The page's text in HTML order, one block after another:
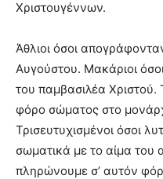
Χριστουγέννων.
Άθλιοι όσοι
Αυγούστου. Μακάριοι
του παμβασιλέα Χριστού.
φόρο σώματος στο
Τρισευτυχισμένοι όσοι
σωματικά με το αίμα του
πληρώνουμε σ’ αυτόν